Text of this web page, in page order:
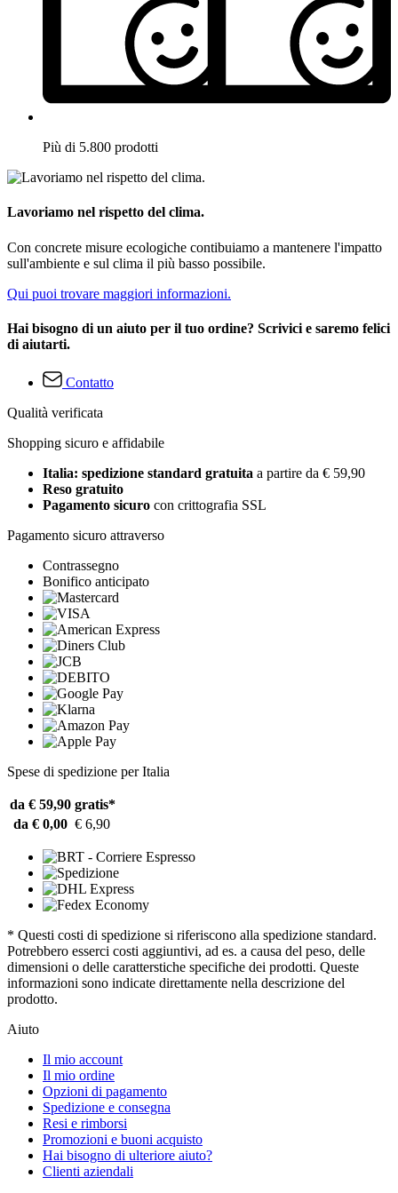
Più di 5.800 prodotti
Lavoriamo nel rispetto del clima.
Con concrete misure ecologiche contibuiamo a mantenere l'impatto
sull'ambiente e sul clima il più basso possibile.
Qui puoi trovare maggiori informazioni.
Hai bisogno di un aiuto per il tuo ordine? Scrivici e saremo felici
di aiutarti.
Contatto
Qualità verificata
Shopping sicuro e affidabile
Italia: spedizione standard gratuita a partire da € 59,90
Reso gratuito
Pagamento sicuro con crittografia SSL
Pagamento sicuro attraverso
Contrassegno
Bonifico anticipato
Spese di spedizione per Italia
da € 59,90 gratis*
da € 0,00 € 6,90
* Questi costi di spedizione si riferiscono alla spedizione standard.
Potrebbero esserci costi aggiuntivi, ad es. a causa del peso, delle
dimensioni o delle caratterstiche specifiche dei prodotti. Queste
informazioni sono indicate direttamente nella descrizione del
prodotto.
Aiuto
Il mio account
Il mio ordine
Opzioni di pagamento
Spedizione e consegna
Resi e rimborsi
Promozioni e buoni acquisto
Hai bisogno di ulteriore aiuto?
Clienti aziendali